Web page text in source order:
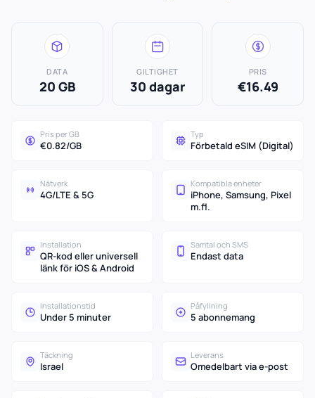
DATA
20 GB
GILTIGHET
30 dagar
PRIS
€16.49
Pris per GB
€0.82/GB
Typ
Förbetald eSIM (Digital)
Nätverk
4G/LTE & 5G
Kompatibla enheter
iPhone, Samsung, Pixel
m.fl.
Installation
QR-kod eller universell
länk för iOS & Android
Samtal och SMS
Endast data
Installationstid
Under 5 minuter
Påfyllning
5 abonnemang
Täckning
Israel
Leverans
Omedelbart via e-post